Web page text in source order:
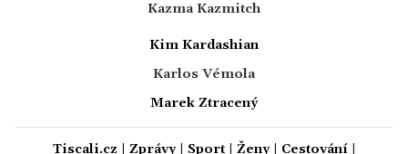
Kazma Kazmitch
Kim Kardashian
Karlos Vémola
Marek Ztracený
Tiscali.cz Zprávy| Sport| Ženy| Cestování|